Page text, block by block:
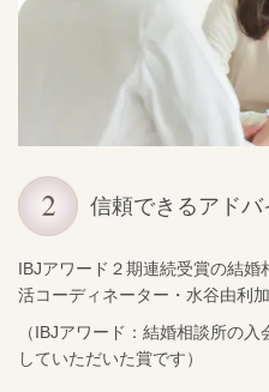
信頼できるアド
IBJアワード２期連続受賞の結
活コーディネーター・水谷由利
（IBJアワード：結婚相談所の
していただいた賞です）